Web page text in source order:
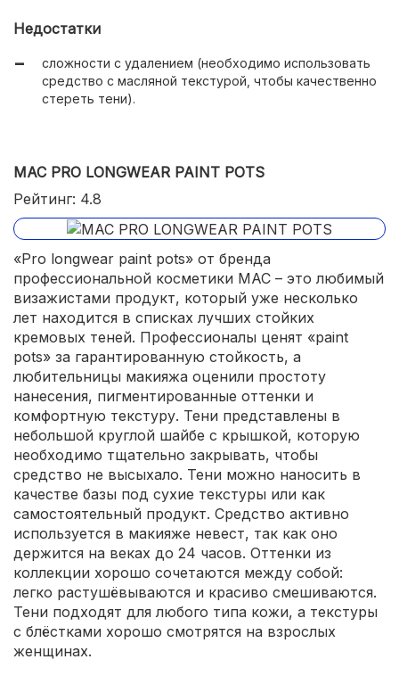
не скатываются;
высокая пигментация (точно передают оттенок на
кожу);
Недостатки
сложности с удалением (необходимо использовать
средство с масляной текстурой, чтобы качественно
стереть тени).
MAC PRO LONGWEAR PAINT POTS
Рейтинг: 4.8
«Pro longwear paint pots» от бренда
профессиональной косметики MAC – это любимый
визажистами продукт, который уже несколько
лет находится в списках лучших стойких
кремовых теней. Профессионалы ценят «paint
pots» за гарантированную стойкость, а
любительницы макияжа оценили простоту
нанесения, пигментированные оттенки и
комфортную текстуру. Тени представлены в
небольшой круглой шайбе с крышкой, которую
необходимо тщательно закрывать, чтобы
средство не высыхало. Тени можно наносить в
качестве базы под сухие текстуры или как
самостоятельный продукт. Средство активно
используется в макияже невест, так как оно
держится на веках до 24 часов. Оттенки из
коллекции хорошо сочетаются между собой:
легко растушёвываются и красиво смешиваются.
Тени подходят для любого типа кожи, а текстуры
с блёстками хорошо смотрятся на взрослых
женщинах.